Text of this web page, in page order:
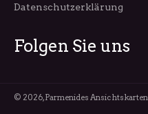
Datenschutzerklärung
Folgen Sie uns
© 2026,Parmenides Ansichtskarten